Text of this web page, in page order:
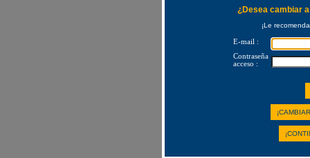
¿Desea cambiar
¡Le
E-mail :
Contraseña
acceso :